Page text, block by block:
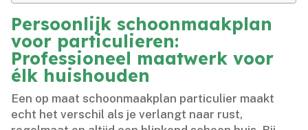
Persoonlijk schoonmaakplan
voor particulieren:
Professioneel maatwerk voor
élk huishouden
Een op maat schoonmaakplan particulier maakt
echt het verschil als je verlangt naar rust,